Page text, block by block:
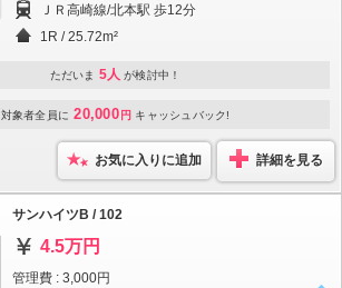
ＪＲ高崎線/北本駅 歩12分
1R / 25.72m²
ただいま 5人 が検討中！
対象者全員に 20,000 円 キャッシュバック!
お気に入りに追加 詳細を見る
サンハイツB / 102
4.5万円
管理費 : 3,000円